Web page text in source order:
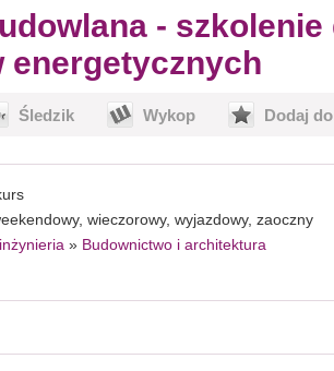
-
energetycznych
Śledzik Wykop Dodaj
wieczorowy, wyjazdowy, zaoczny
» Budownictwo i architektura